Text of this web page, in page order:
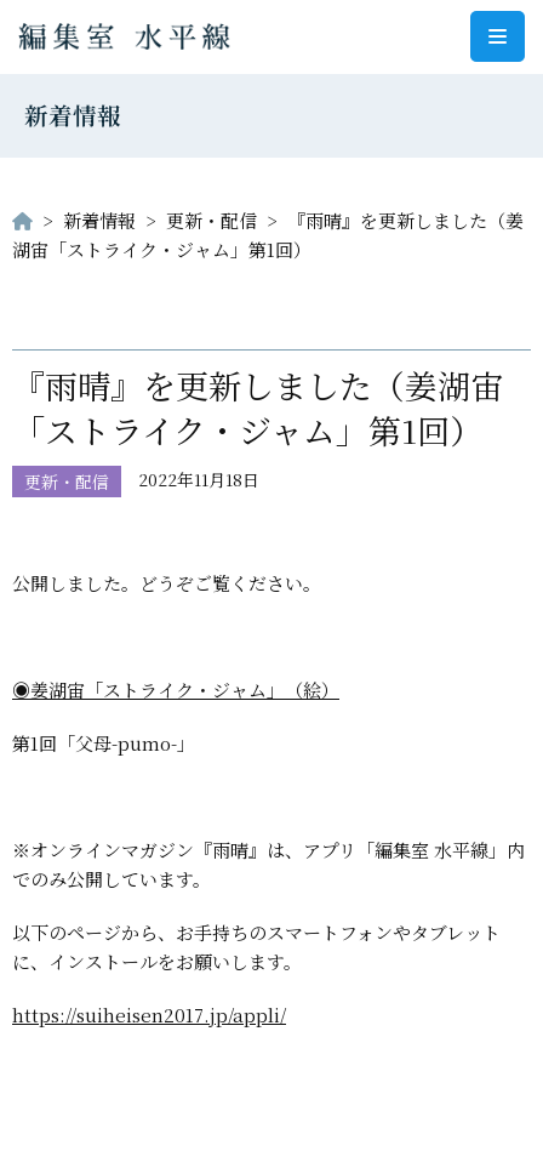
テ
へ
ス
新着情報
> 新着情報 > 更新・配信 >
『雨晴』を更新しました（姜
湖宙「ストライク・ジャム」第1回）
『雨晴』を更新しました（姜湖宙
「ストライク・ジャム」第1回）
更新・配信 2022年11月18日
公開しました。どうぞご覧ください。
◉姜湖宙「ストライク・ジャム」（絵）
第1回「父母-pumo-」
※オンラインマガジン『雨晴』は、アプリ「編集室 水平線」内
でのみ公開しています。
以下のページから、お手持ちのスマートフォンやタブレット
に、インストールをお願いします。
https://suiheisen2017.jp/appli/